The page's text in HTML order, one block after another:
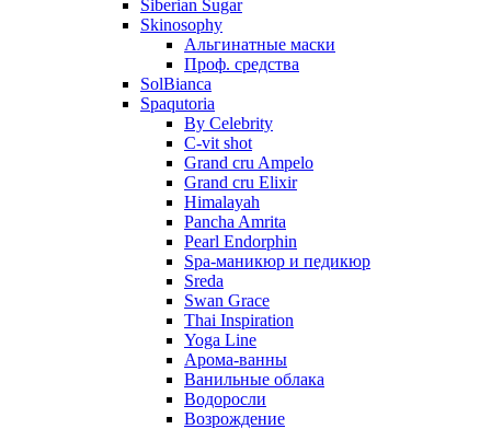
Siberian Sugar
Skinosophy
Альгинатные маски
Проф. средства
SolBianca
Spaqutoria
By Celebrity
C-vit shot
Grand cru Ampelo
Grand сru Elixir
Himalayah
Pancha Amrita
Pearl Endorphin
Spa-маникюр и педикюр
Sreda
Swan Grace
Thai Inspiration
Yoga Line
Арома-ванны
Ванильные облака
Водоросли
Возрождение